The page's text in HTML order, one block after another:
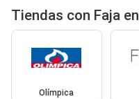
Tiendas con Faja
Olímpica